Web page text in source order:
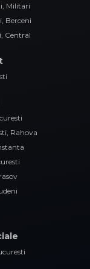
Militari
Berceni
Central
Rahova